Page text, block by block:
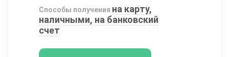
Способы получения на карту,
наличными, на банковский
счет